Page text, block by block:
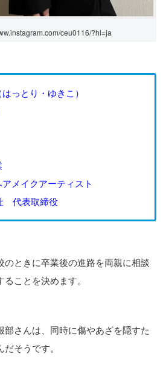
ceu0116/?hl=ja
っとり・ゆきこ）
メイクアーティスト
代表取締役
のときに卒業後の進路を両親に相談
ことを決めます。
さんは、同時に傷やあざを隠すた
そうです。